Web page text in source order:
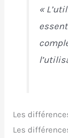
«
Les
Les